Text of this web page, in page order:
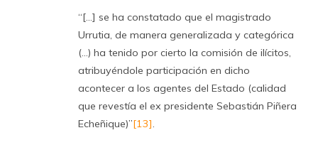
“[…] se ha constatado que el magistrado
Urrutia, de manera generalizada y categórica
(…) ha tenido por cierto la comisión de ilícitos,
atribuyéndole participación en dicho
acontecer a los agentes del Estado (calidad
que revestía el ex presidente Sebastián Piñera
Echeñique)”[13].